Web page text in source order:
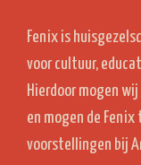
Fenix is
voor cultuur,
Hierdoor mogen
en mogen de
voorstellingen bij